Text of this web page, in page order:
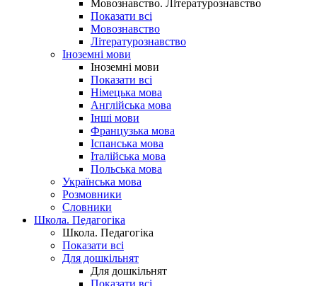
Мовознавство. Літературознавство
Показати всі
Мовознавство
Літературознавство
Іноземні мови
Іноземні мови
Показати всі
Німецька мова
Англійська мова
Інші мови
Французька мова
Іспанська мова
Італійська мова
Польська мова
Українська мова
Розмовники
Словники
Школа. Педагогіка
Школа. Педагогіка
Показати всі
Для дошкільнят
Для дошкільнят
Показати всі